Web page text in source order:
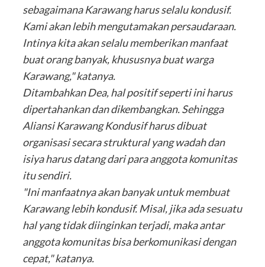
sebagaimana Karawang harus selalu kondusif.
Kami akan lebih mengutamakan persaudaraan.
Intinya kita akan selalu memberikan manfaat
buat orang banyak, khususnya buat warga
Karawang," katanya.
Ditambahkan Dea, hal positif seperti ini harus
dipertahankan dan dikembangkan. Sehingga
Aliansi Karawang Kondusif harus dibuat
organisasi secara struktural yang wadah dan
isiya harus datang dari para anggota komunitas
itu sendiri.
"Ini manfaatnya akan banyak untuk membuat
Karawang lebih kondusif. Misal, jika ada sesuatu
hal yang tidak diinginkan terjadi, maka antar
anggota komunitas bisa berkomunikasi dengan
cepat," katanya.